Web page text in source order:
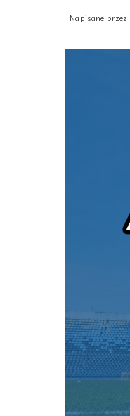
Posted
Napisane przez